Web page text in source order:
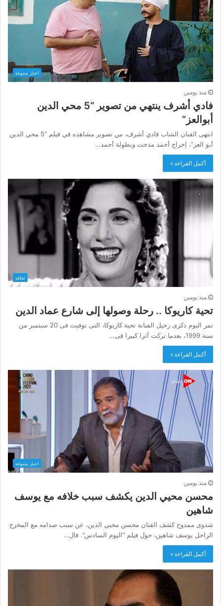
اخبار متنوعة
منذ يومين
فادي أشرف ينتهي من تصوير “5 محي الدين
أبوالعز”
انتهى الفنان الشاب فادي أشرف، من تصوير مشاهده في فيلم “5 محي الدين
أبو العز”، إخراج أحمد مدحت وبطولة أحمد…
أكمل القراءة »
ثقافة
منذ يومين
تحية كاريوكا .. رحلة وصولها إلى شارع عماد الدين
تمر اليوم ذكرى رحيل الفنانة تحية كاريوكا، التى توفيت فى 20 سبتمبر من
سنة 1999، بعدما تركت أثرا كبيرا فى…
أكمل القراءة »
اخبار متنوعة
منذ يومين
محسن محيي الدين يكشف سبب خلافه مع يوسف
شاهين
شدوى ممدوح كشف الفنان محسن محيي الدين، عن سبب صدامه مع المخرج
الراحل يوسف شاهين، حول فيلم “اليوم السادس“. قال…
أكمل القراءة »